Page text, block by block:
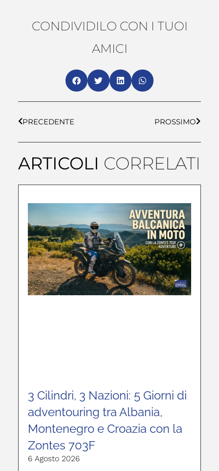
CONDIVIDILO CON I TUOI
AMICI
PRECEDENTE PROSSIMO
ARTICOLI CORRELATI
3 Cilindri, 3 Nazioni: 5 Giorni di
adventouring tra Albania,
Montenegro e Croazia con la
Zontes 703F
6 Agosto 2026